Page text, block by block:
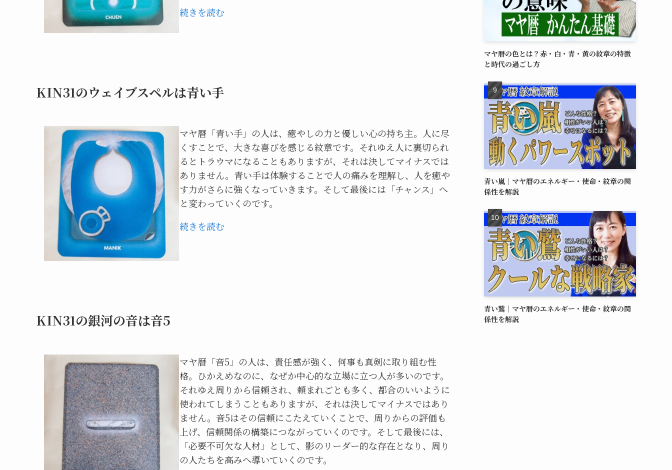
続きを読む
KIN31のウェイブスペルは青い手
マヤ暦「青い手」の人は、癒やしの力と優しい心の持ち主。人に尽
くすことで、大きな喜びを感じる紋章です。それゆえ人に裏切られ
るとトラウマになることもありますが、それは決してマイナスでは
ありません。青い手は体験することで人の痛みを理解し、人を癒や
す力がさらに強くなっていきます。そして最後には「チャンス」へ
と変わっていくのです。
続きを読む
KIN31の銀河の音は音5
マヤ暦「音5」の人は、責任感が強く、何事も真剣に取り組む性
格。ひかえめなのに、なぜか中心的な立場に立つ人が多いのです。
それゆえ周りから信頼され、頼まれごとも多く、都合のいいように
使われてしまうこともありますが、それは決してマイナスではあり
ません。音5はその信頼にこたえていくことで、周りからの評価も
上げ、信頼関係の構築につながっていくのです。そして最後には、
「必要不可欠な人材」として、影のリーダー的な存在となり、周り
の人たちを高みへ導いていくのです。
マヤ暦の色とは？赤・白・青・黄の紋章の特徴
と時代の過ごし方
青い嵐｜マヤ暦のエネルギー・使命・紋章の関
係性を解説
青い鷲｜マヤ暦のエネルギー・使命・紋章の関
係性を解説